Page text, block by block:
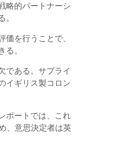
略的パートナーシ
を行うことで、
。
である。サプライ
イギリス製コロン
ポートでは、これ
、意思決定者は英